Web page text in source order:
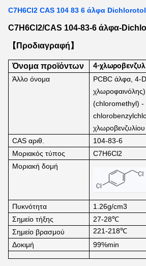
C7H6Cl2 CAS 104 83 6 άλφα
C7H6Cl2/CAS 104-83-6 άλφα-
【Προδιαγραφή】
Όνομα προϊόντων
4-
Άλλο όνομα
PCBC άλφα, 4-
(chloromethyl) -
CAS αριθ.
104-83-6
Μοριακός τύπος
C7H6Cl2
Μοριακή δομή
Πυκνότητα
1.26g/cm3
Σημείο τήξης
27-28℃
Σημείο βρασμού
221-218℃
Δοκιμή
99%min